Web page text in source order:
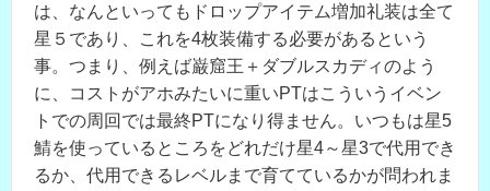
は、なんといってもドロップアイテム増加礼装は全て
星５であり、これを4枚装備する必要があるという
事。つまり、例えば巌窟王＋ダブルスカディのよう
に、コストがアホみたいに重いPTはこういうイベン
トでの周回では最終PTになり得ません。いつもは星5
鯖を使っているところをどれだけ星4～星3で代用でき
るか、代用できるレベルまで育てているかが問われま